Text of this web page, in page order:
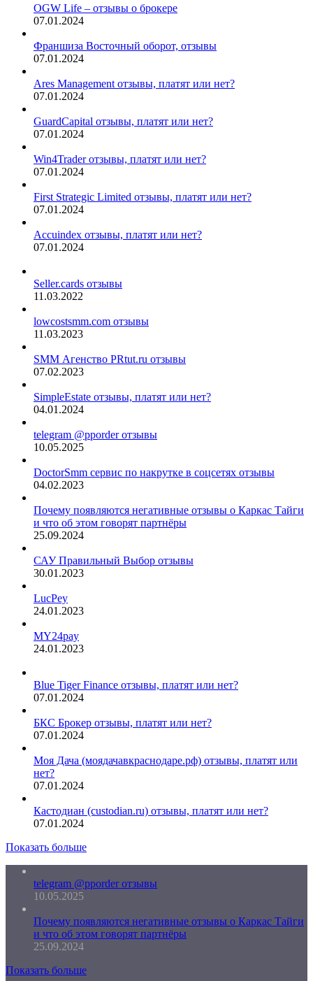
OGW Life – отзывы о брокере
07.01.2024
Франшиза Восточный оборот, отзывы
07.01.2024
Ares Management отзывы, платят или нет?
07.01.2024
GuardCapital отзывы, платят или нет?
07.01.2024
Win4Trader отзывы, платят или нет?
07.01.2024
First Strategic Limited отзывы, платят или нет?
07.01.2024
Accuindex отзывы, платят или нет?
07.01.2024
Seller.cards отзывы
11.03.2022
lowcostsmm.com отзывы
11.03.2023
SMM Агенство PRtut.ru отзывы
07.02.2023
SimpleEstate отзывы, платят или нет?
04.01.2024
telegram @pporder отзывы
10.05.2025
DoctorSmm сервис по накрутке в соцсетях отзывы
04.02.2023
Почему появляются негативные отзывы о Каркас Тайги
и что об этом говорят партнёры
25.09.2024
САУ Правильный Выбор отзывы
30.01.2023
LucPey
24.01.2023
MY24pay
24.01.2023
Blue Tiger Finance отзывы, платят или нет?
07.01.2024
БКС Брокер отзывы, платят или нет?
07.01.2024
Моя Дача (моядачавкраснодаре.рф) отзывы, платят или
нет?
07.01.2024
Кастодиан (custodian.ru) отзывы, платят или нет?
07.01.2024
Показать больше
telegram @pporder отзывы
10.05.2025
Почему появляются негативные отзывы о Каркас Тайги
и что об этом говорят партнёры
25.09.2024
Показать больше